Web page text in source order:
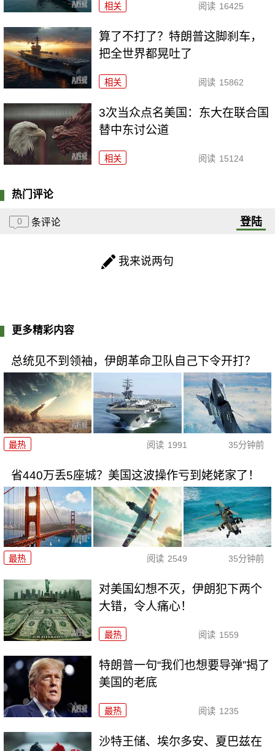
相关 阅读 16425
算了不打了？特朗普这脚刹车，
把全世界都晃吐了
相关 阅读 15862
3次当众点名美国：东大在联合国
替中东讨公道
相关 阅读 15124
热门评论
0 条评论 登陆
我来说两句
更多精彩内容
总统见不到领袖，伊朗革命卫队自己下令开打？
最热 阅读 1991 35分钟前
省440万丢5座城？美国这波操作亏到姥姥家了！
最热 阅读 2549 35分钟前
对美国幻想不灭，伊朗犯下两个
大错，令人痛心！
最热 阅读 1559
特朗普一句“我们也想要导弹”揭了
美国的老底
最热 阅读 1235
沙特王储、埃尔多安、夏巴兹在